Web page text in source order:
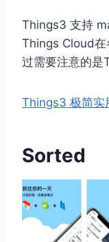
Things3 支持
Things Cloud在
过需要注意的是
Things3 极简实
Sorted